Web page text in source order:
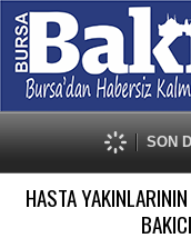
SON
HASTA